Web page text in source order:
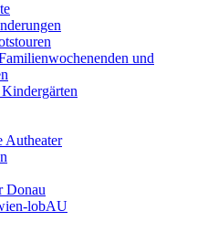
und
Autheater
Donau
lobAU